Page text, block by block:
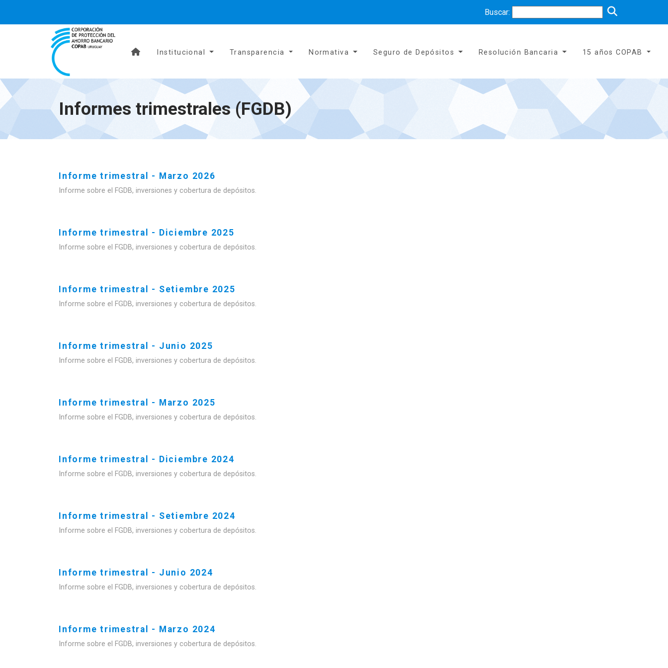
Buscar:
Institucional Transparencia Normativa Seguro de Depósitos Resolución Bancaria 15 años COPAB
Informes trimestrales (FGDB)
Informe trimestral - Marzo 2026
Informe sobre el FGDB, inversiones y cobertura de depósitos.
Informe trimestral - Diciembre 2025
Informe sobre el FGDB, inversiones y cobertura de depósitos.
Informe trimestral - Setiembre 2025
Informe sobre el FGDB, inversiones y cobertura de depósitos.
Informe trimestral - Junio 2025
Informe sobre el FGDB, inversiones y cobertura de depósitos.
Informe trimestral - Marzo 2025
Informe sobre el FGDB, inversiones y cobertura de depósitos.
Informe trimestral - Diciembre 2024
Informe sobre el FGDB, inversiones y cobertura de depósitos.
Informe trimestral - Setiembre 2024
Informe sobre el FGDB, inversiones y cobertura de depósitos.
Informe trimestral - Junio 2024
Informe sobre el FGDB, inversiones y cobertura de depósitos.
Informe trimestral - Marzo 2024
Informe sobre el FGDB, inversiones y cobertura de depósitos.